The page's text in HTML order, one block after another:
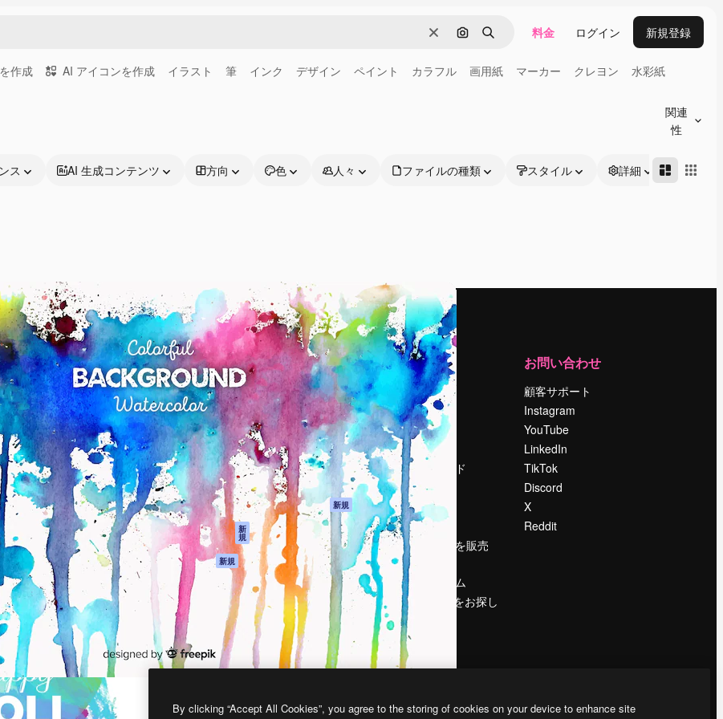
消去 画像で検索
検索 料金 ログイン 新規登録
作成 AI アイコンを作成 イラスト 筆 インク デザイン ペイント カラフル 画用紙 マーカー クレヨン 水彩紙
関連
性
ス AI 生成コンテンツ 方向 色 人々 ファイルの種類 スタイル 詳細
ティブ制作を導くためのプラ
リエイター、企業、代理
む100万人以上が利用して
製品
Spaces
AI アシスタント
AI 画像生成ツール
AI 動画生成ツール
AI 音声合成ツール
ストックコンテン
ツ
Claude/ChatGPT
向けMCP
新
規
エージェント 新規
モバイルアプリ
すべてのMagnificツ
ール
はじめに
Academy
ドキュメント
サポート
利用規約
プライバシーポリ
シー
オリジナル 新規
クッキーポリシー
トラストセンター
アフィリエイト
法人向け
運営
料金
会社概要
Reviews
採用情報
検索トレンド
ブログ
イベント
Slidesgo
コンテンツを販売
する
プレスルーム
magnific.aiをお探し
ですか？
お問い合わせ
顧客サポート
Instagram
YouTube
LinkedIn
TikTok
Discord
X
Reddit
2026Freepik Company S.L.U.
By clicking “Accept All Cookies”, you agree to the storing of cookies on your device to enhance site